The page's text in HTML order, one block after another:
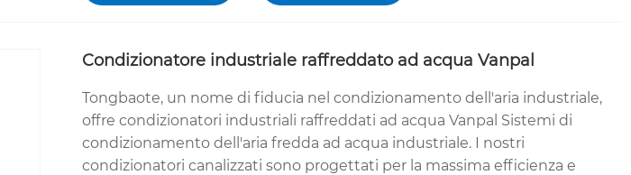
Condizionatore industriale raffreddato ad acqua Vanpal
Tongbaote, un nome di fiducia nel condizionamento dell'aria industriale,
offre condizionatori industriali raffreddati ad acqua Vanpal Sistemi di
condizionamento dell'aria fredda ad acqua industriale. I nostri
condizionatori canalizzati sono progettati per la massima efficienza e